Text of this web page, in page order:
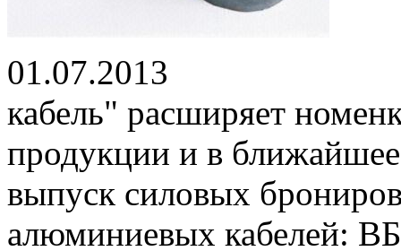
01.07.2013
кабель" расширяет
продукции и в
выпуск силовых
алюминиевых кабелей: